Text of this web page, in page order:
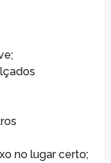
no lugar certo;